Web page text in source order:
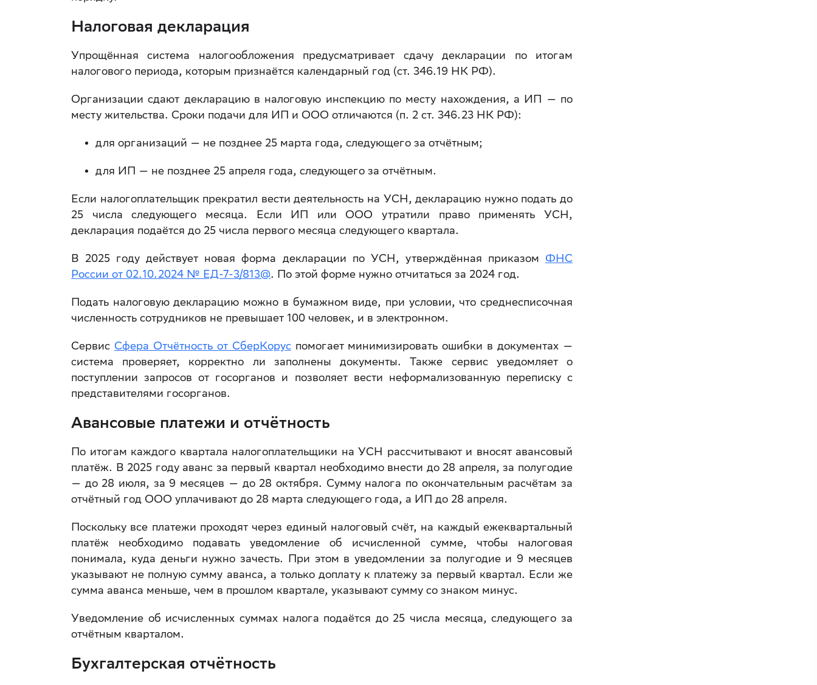
Налоговая декларация
Упрощённая система налогообложения предусматривает сдачу декларации по итогам
налогового периода, которым признаётся календарный год (ст. 346.19 НК РФ).
Организации сдают декларацию в налоговую инспекцию по месту нахождения, а ИП — по
месту жительства. Сроки подачи для ИП и ООО отличаются (п. 2 ст. 346.23 НК РФ):
для организаций — не позднее 25 марта года, следующего за отчётным;
для ИП — не позднее 25 апреля года, следующего за отчётным.
Если налогоплательщик прекратил вести деятельность на УСН, декларацию нужно подать до
25 числа следующего месяца. Если ИП или ООО утратили право применять УСН,
декларация подаётся до 25 числа первого месяца следующего квартала.
В 2025 году действует новая форма декларации по УСН, утверждённая приказом ФНС
России от 02.10.2024 № ЕД-7-3/813@. По этой форме нужно отчитаться за 2024 год.
Подать налоговую декларацию можно в бумажном виде, при условии, что среднесписочная
численность сотрудников не превышает 100 человек, и в электронном.
Сервис Сфера Отчётность от СберКоруспомогает минимизировать ошибки в документах —
система проверяет, корректно ли заполнены документы. Также сервис уведомляет о
поступлении запросов от госорганов и позволяет вести неформализованную переписку с
представителями госорганов.
Авансовые платежи и отчётность
По итогам каждого квартала налогоплательщики на УСН рассчитывают и вносят авансовый
платёж. В 2025 году аванс за первый квартал необходимо внести до 28 апреля, за полугодие
— до 28 июля, за 9 месяцев — до 28 октября. Сумму налога по окончательным расчётам за
отчётный год ООО уплачивают до 28 марта следующего года, а ИП до 28 апреля.
Поскольку все платежи проходят через единый налоговый счёт, на каждый ежеквартальный
платёж необходимо подавать уведомление об исчисленной сумме, чтобы налоговая
понимала, куда деньги нужно зачесть. При этом в уведомлении за полугодие и 9 месяцев
указывают не полную сумму аванса, а только доплату к платежу за первый квартал. Если же
сумма аванса меньше, чем в прошлом квартале, указывают сумму со знаком минус.
Уведомление об исчисленных суммах налога подаётся до 25 числа месяца, следующего за
отчётным кварталом.
Бухгалтерская отчётность